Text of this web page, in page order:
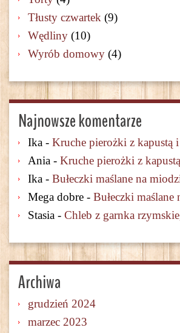
Tłusty czwartek (9)
Wędliny (10)
Wyrób domowy (4)
Najnowsze komentarze
Ika - Kruche pierożki z kapustą
Ania - Kruche pierożki z
Ika - Bułeczki maślane na
Mega dobre - Bułeczki maślane
Stasia - Chleb z garnka
Archiwa
grudzień 2024
marzec 2023